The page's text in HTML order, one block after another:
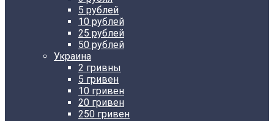
5 рублей
10 рублей
25 рублей
50 рублей
Украина
2 гривны
5 гривен
10 гривен
20 гривен
250 гривен